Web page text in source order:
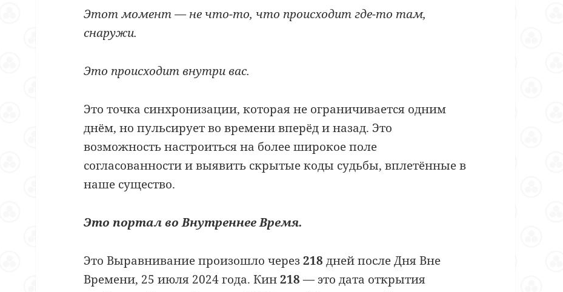
Этот момент — не что-то, что происходит где-то там,
снаружи.
Это происходит внутри вас.
Это точка синхронизации, которая не ограничивается одним
днём, но пульсирует во времени вперёд и назад. Это
возможность настроиться на более широкое поле
согласованности и выявить скрытые коды судьбы, вплетённые в
наше существо.
Это портал во Внутреннее Время.
Это Выравнивание произошло через218 дней после Дня Вне
Времени, 25 июля 2024 года. Кин218 — это дата открытия